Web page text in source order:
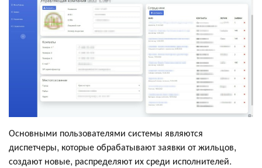
Основными пользователями системы являются
диспетчеры, которые обрабатывают заявки от жильцов,
создают новые, распределяют их среди исполнителей.